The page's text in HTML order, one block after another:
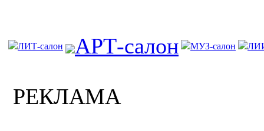
ЛИТ-салон АРТ-салон МУЗ-салон
РЕКЛАМА